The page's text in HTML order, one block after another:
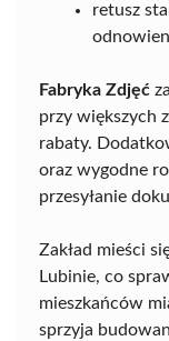
retusz
Fabryka Zdjęć
przy większych
rabaty.
oraz wygodne
przesyłanie
Zakład mieści
Lubinie, co
mieszkańców
sprzyja